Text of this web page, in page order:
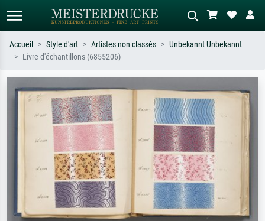
Recherchez par artiste, titre ou style –
ex. Monet, Nuit étoilée,
impressionnisme, vague de Hokusai,
nu.
Décrivez la scène – ex. prairie verte,
abstrait avec beaucoup de rouge,
tableau sombre, nu debout près d'un
arbre.
Accueil Style d'art Artistes non classés
Unbekannt Unbekannt
Livre d'échantillons (6855206)